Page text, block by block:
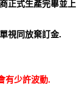
正式生產完畢並上
視同放棄訂金.
有少許波動.